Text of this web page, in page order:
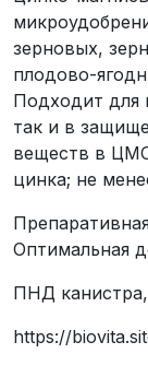
зерновых,
плодово-
Подходит для
так и в
веществ в
цинка; не
Оптимальная
ПНД
https://